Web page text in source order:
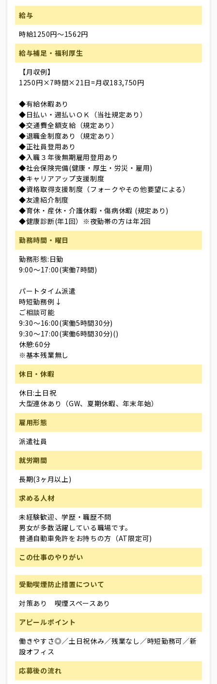
給与
時給1250円～1562円
給与補足・福利厚生
【月収例】
1250円×7時間×21日=月収183,750円
◆有給休暇あり
◆日払い・週払いＯＫ（当社規定あり）
◆交通費全額支給（規定あり）
◆退職金制度あり（規定あり）
◆正社員登用あり
◆入職３年後無期雇用登用あり
◆社会保険完備(健康・厚生・労災・雇用)
◆キャリアアップ支援制度
◆資格取得支援制度（フォークやその他要望による）
◆友達紹介制度
◆育休・産休・介護休暇・傷病休暇 (規定あり)
◆健康診断(年1回）※夜勤帯の方は年2回
勤務時間・曜日
勤務形態:日勤
9:00～17:00(実働7時間)
パートタイム派遣
時短勤務例↓
ご相談可能
9:30～16:00(実働5時間30分)
9:30～17:00(実働6時間30分)()
休憩:60分
※基本残業無し
休日・休暇
休日:土日祝
大型連休あり（GW、夏期休暇、年末年始）
雇用形態
派遣社員
就労期間
長期(3ヶ月以上)
求める人材
未経験歓迎、学歴・職歴不問
男女が多数活躍している職場です。
普通自動車免許をお持ちの方（AT限定可)
この仕事のやりがい
受動喫煙防止措置について
対策あり 喫煙スペースあり
アピールポイント
働きやすさ◎／土日祝休み／残業なし／時短勤務可／新
設オフィス
応募後の流れ